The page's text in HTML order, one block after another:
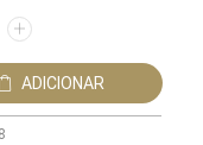
ADICIONAR